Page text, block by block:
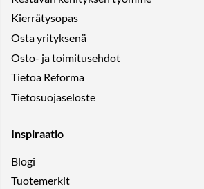
Kierrätysopas
Osta yrityksenä
Osto- ja toimitusehdot
Tietoa Reforma
Tietosuojaseloste
Inspiraatio
Blogi
Tuotemerkit